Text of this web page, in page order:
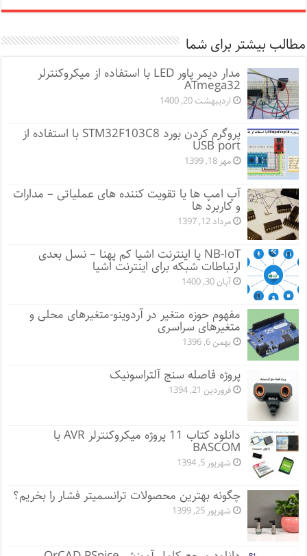
مطالب بیشتر برای شما
مدار دیمر پاور LED با استفاده از میکروکنترلر
ATmega32
اردیبهشت 20, 1400
پروگرم کردن بورد STM32F103C8 با استفاده از
USB port
مهر 18, 1399
آپ امپ ها یا تقویت کننده های عملیاتی – مدارات
و کاربرد ها
مرداد 12, 1397
NB-IoT یا اینترنت اشیا کم پهنا – نسل بعدی
ارتباطات شبکه برای اینترنت اشیا
آبان 30, 1400
مفهوم حوزه متغیر در آردوینو-متغیرهای محلی و
متغیرهای سراسری
بهمن 6, 1396
پروژه فاصله سنج آلتراسونیک
فروردین 21, 1394
دانلود کتاب 11 پروژه میکروکنترلر AVR با
BASCOM
شهریور 5, 1394
چگونه بهترین محصولات ترانسمیتر فشار را بخریم؟
شهریور 25, 1399